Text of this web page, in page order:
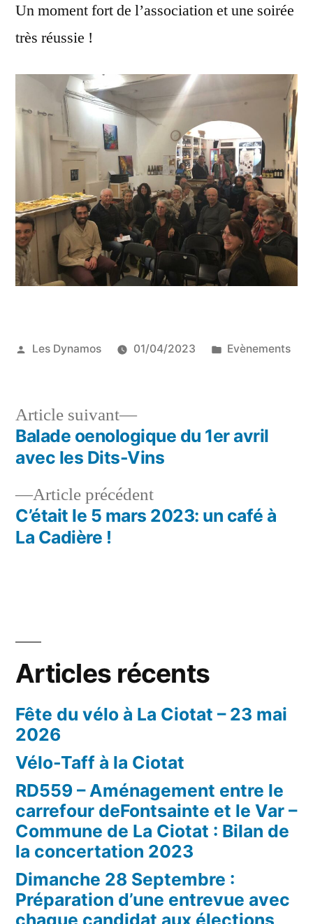
Un moment fort de l’association et une soirée
très réussie !
Publié
Les Dynamos 01/04/2023
Publié
Evènements
Navigation
l’article
Article précédentArticle
précédent :
C’était le 5 mars 2023: un café à
La Cadière !
Article suivant
Article
suivant :
Balade oenologique du 1er avril
avec les Dits-Vins
Articles récents
Fête du vélo à La Ciotat – 23 mai
2026
Vélo-Taff à la Ciotat
RD559 – Aménagement entre le
carrefour deFontsainte et le Var –
Commune de La Ciotat : Bilan de
la concertation 2023
Dimanche 28 Septembre :
Préparation d’une entrevue avec